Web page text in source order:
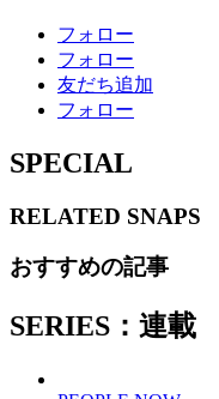
フォロー
フォロー
友だち追加
フォロー
SPECIAL
RELATED SNAPS
おすすめの記事
SERIES：連載